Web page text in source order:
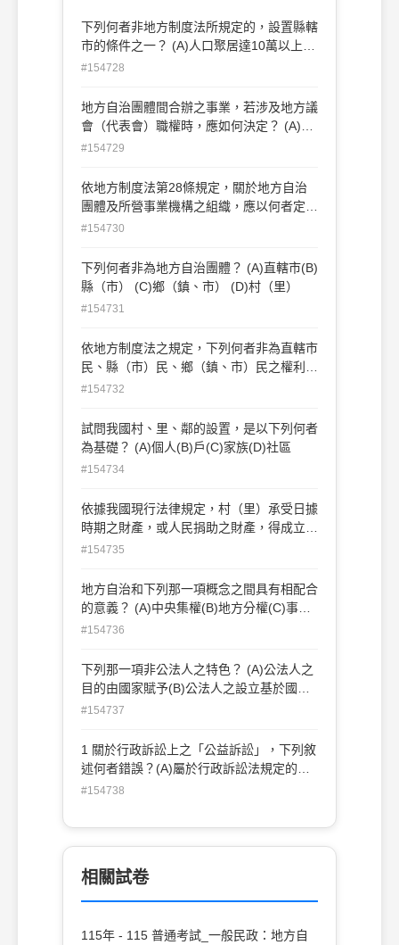
下列何者非地方制度法所規定的，設置縣轄
市的條件之一？ (A)人口聚居達10萬以上
(B)縣政府所在地 (C)工商發達、自治財源
#154728
地方自治團體間合辦之事業，若涉及地方議
會（代表會）職權時，應如何決定？ (A)由
內政部報行政院決定之 (B)由行政院報立法
定之議會（代表會）決定之 (D)由相關地方
行政首長會報共同決定之
#154729
依地方制度法第28條規定，關於地方自治
團體及所營事業機構之組織，應以何者定
之？ (A)法律(B)命令(C)自治條例(D)自治規
#154730
下列何者非為地方自治團體？ (A)直轄市(B)
縣（市） (C)鄉（鎮、市） (D)村（里）
#154731
依地方制度法之規定，下列何者非為直轄市
民、縣（市）民、鄉（鎮、市）民之權利？
(A)對於地方公職人員有依法選舉、罷免之
制、複決之權 (C)對於地方公共設施有使用
之權 (D)對於地方政府資訊，有依法請求公
#154732
試問我國村、里、鄰的設置，是以下列何者
為基礎？ (A)個人(B)戶(C)家族(D)社區
#154734
依據我國現行法律規定，村（里）承受日據
時期之財產，或人民捐助之財產，得成立下
列何種組織來處理？ (A)財團法人(B)社團法
#154735
地方自治和下列那一項概念之間具有相配合
的意義？ (A)中央集權(B)地方分權(C)事務
分配(D)計畫分配
#154736
下列那一項非公法人之特色？ (A)公法人之
目的由國家賦予(B)公法人之設立基於國家
之意思 (C)公法人並無自我解散之自由(D)
#154737
1 關於行政訴訟上之「公益訴訟」，下列敘
述何者錯誤？(A)屬於行政訴訟法規定的訴
訟類型(B)人民得就無關自己權利之事項提
法律特別規定
#154738
相關試卷
115年 - 115 普通考試_一般民政：地方自